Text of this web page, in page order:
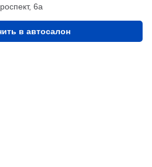
6а
в автосалон